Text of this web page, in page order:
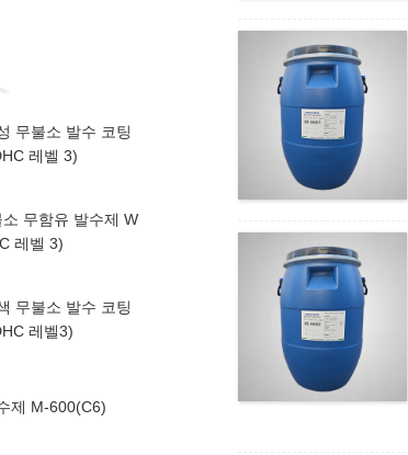
무불소 발수 코팅
레벨 3)
무함유 발수제 W
레벨 3)
무불소 발수 코팅
레벨3)
제 M-600(C6)